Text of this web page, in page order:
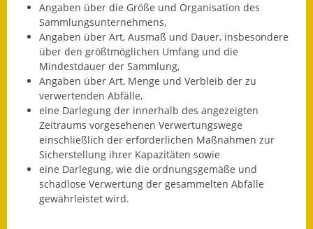
Abwassergebühr
Grundsteuerreform
Haushaltspläne
Jahresabschlüsse
Wasserversorgung
Heiraten in Notzingen
Angaben über die Größe und Organisation des
Sammlungsunternehmens,
Angaben über Art, Ausmaß und Dauer, insbesondere
über den größtmöglichen Umfang und die
Mindestdauer der Sammlung,
Angaben über Art, Menge und Verbleib der zu
verwertenden Abfälle,
eine Darlegung der innerhalb des angezeigten
Zeitraums vorgesehenen Verwertungswege
einschließlich der erforderlichen Maßnahmen zur
Sicherstellung ihrer Kapazitäten sowie
eine Darlegung, wie die ordnungsgemäße und
schadlose Verwertung der gesammelten Abfälle
gewährleistet wird.